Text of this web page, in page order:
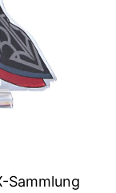
Sammlung